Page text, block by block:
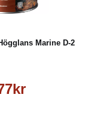
Marine D-2
Läs mer